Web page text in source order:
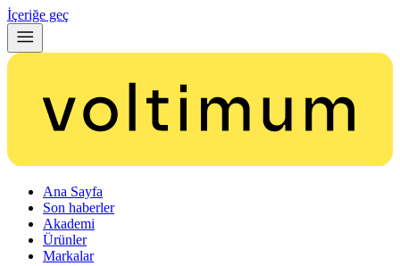
İçeriğe geç
Ana Sayfa
Son haberler
Akademi
Ürünler
Markalar